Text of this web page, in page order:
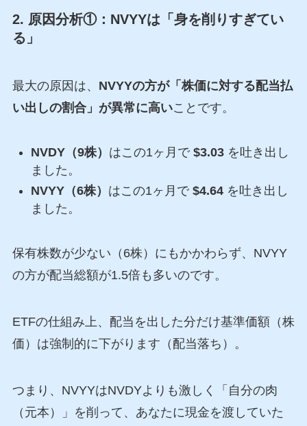
2. 原因分析①：NVYYは「身を削りすぎてい
る」
最大の原因は、 NVYYの方が「株価に対する配当払
い出しの割合」が異常に高いことです。
NVDY（9株） はこの1ヶ月で $3.03を吐き出し
ました。
NVYY（6株） はこの1ヶ月で $4.64を吐き出し
ました。
保有株数が少ない（6株）にもかかわらず、NVYY
の方が配当総額が1.5倍も多いのです。
ETFの仕組み上、配当を出した分だけ基準価額（株
価）は強制的に下がります（配当落ち）。
つまり、NVYYはNVDYよりも激しく「自分の肉
（元本）」を削って、あなたに現金を渡していた